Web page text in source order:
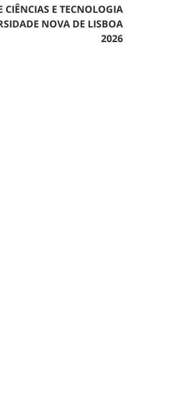
CIÊNCIAS E TECNOLOGIA
NOVA DE LISBOA
2026